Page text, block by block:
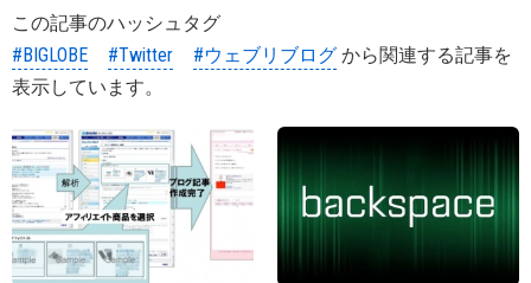
この記事のハッシュタグ
#BIGLOBE
#Twitter #ウェブリブログ から関連する記事を
表示しています。